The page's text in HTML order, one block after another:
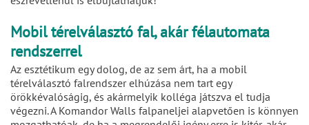
Mobil térelválasztó fal, akár félautomata
rendszerrel
Az esztétikum egy dolog, de az sem árt, ha a mobil
térelválasztó falrendszer elhúzása nem tart egy
örökkévalóságig, és akármelyik kolléga játszva el tudja
végezni. A Komandor Walls falpaneljei alapvetően is könnyen